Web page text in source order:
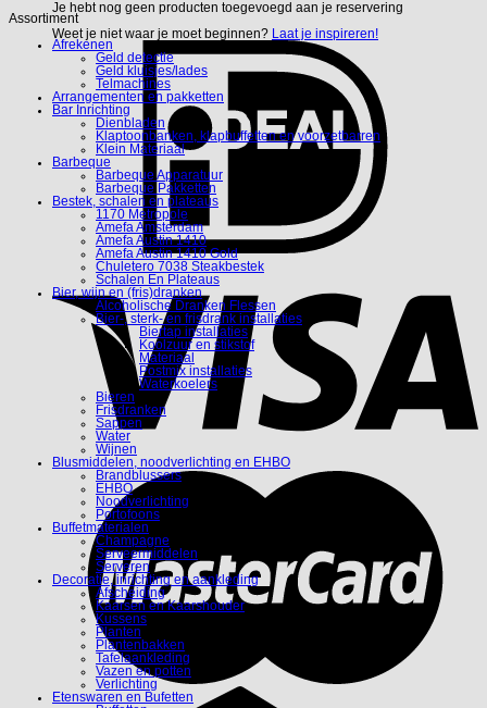
Je hebt nog geen producten toegevoegd aan je reservering
Weet je niet waar je moet beginnen?
Laat je inspireren!
Assortiment
Afrekenen
Geld detectie
Geld kluisjes/lades
Telmachines
Arrangementen en pakketten
Bar Inrichting
Dienbladen
Klaptoonbanken, klapbuffetten en voorzetbarren
Klein Materiaal
Barbeque
Barbeque Apparatuur
Barbeque Pakketten
Bestek, schalen en plateaus
1170 Metropole
Amefa Amsterdam
Amefa Austin 1410
Amefa Austin 1410 Gold
Chuletero 7038 Steakbestek
Schalen En Plateaus
Bier, wijn en (fris)dranken
Alcoholische Dranken Flessen
Bier-, sterk- en frisdrank installaties
Biertap installaties
Koolzuur en stikstof
Materiaal
Postmix installaties
Waterkoelers
Bieren
Frisdranken
Sappen
Water
Wijnen
Blusmiddelen, noodverlichting en EHBO
Brandblussers
EHBO
Noodverlichting
Portofoons
Buffetmaterialen
Champagne
Serveermiddelen
Serveren
Decoratie, inrichting en aankleding
Afscheiding
Kaarsen en Kaarshouder
Kussens
Planten
Plantenbakken
Tafelaankleding
Vazen en potten
Verlichting
Etenswaren en Bufetten